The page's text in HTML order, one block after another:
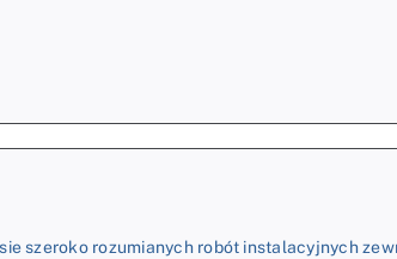
szeroko rozumianych robót instalacyjnych